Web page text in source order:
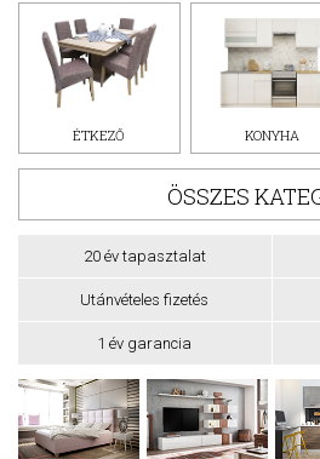
ÉTKEZŐ KONYHA
ÖSSZES
20 év tapasztalat
Utánvételes fizetés
1 év garancia